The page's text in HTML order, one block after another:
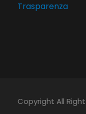
Trasparenza
Copyright All